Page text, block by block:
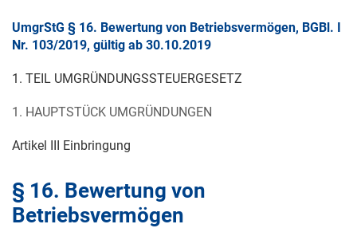
UmgrStG § 16. Bewertung von Betriebsvermögen, BGBl. I
Nr. 103/2019, gültig ab 30.10.2019
1. TEIL UMGRÜNDUNGSSTEUERGESETZ
1. HAUPTSTÜCK UMGRÜNDUNGEN
Artikel III Einbringung
§ 16. Bewertung von
Betriebsvermögen